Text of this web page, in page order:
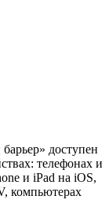
доступен
телефонах и
и iPad на iOS,
компьютерах